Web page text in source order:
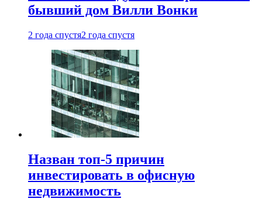
бывший дом Вилли Вонки
2 года спустя2 года спустя
Назван топ-5 причин
инвестировать в офисную
недвижимость